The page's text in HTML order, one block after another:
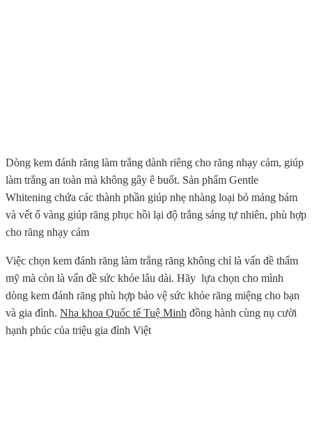
Dòng kem đánh răng làm trắng dành riêng cho răng nhạy cảm, giúp
làm trắng an toàn mà không gây ê buốt. Sản phẩm Gentle
Whitening chứa các thành phần giúp nhẹ nhàng loại bỏ mảng bám
và vết ố vàng giúp răng phục hồi lại độ trắng sáng tự nhiên, phù hợp
cho răng nhạy cảm
Việc chọn kem đánh răng làm trắng răng không chỉ là vấn đề thẩm
mỹ mà còn là vấn đề sức khỏe lâu dài. Hãy lựa chọn cho mình
dòng kem đánh răng phù hợp bảo vệ sức khỏe răng miệng cho bạn
và gia đình. Nha khoa Quốc tế Tuệ Minh đồng hành cùng nụ cười
hạnh phúc của triệu gia đình Việt